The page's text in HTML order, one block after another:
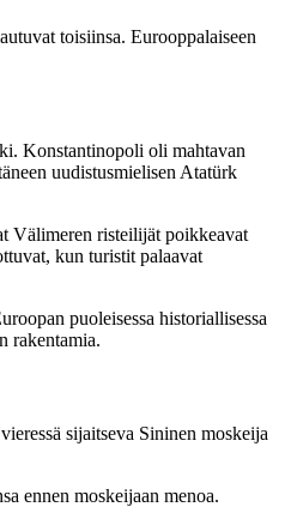
toisiinsa. Eurooppalaiseen
Konstantinopoli oli mahtavan
uudistusmielisen Atatürk
Välimeren risteilijät poikkeavat
kun turistit palaavat
puoleisessa historiallisessa
rakentamia.
sijaitseva Sininen moskeija
ennen moskeijaan menoa.